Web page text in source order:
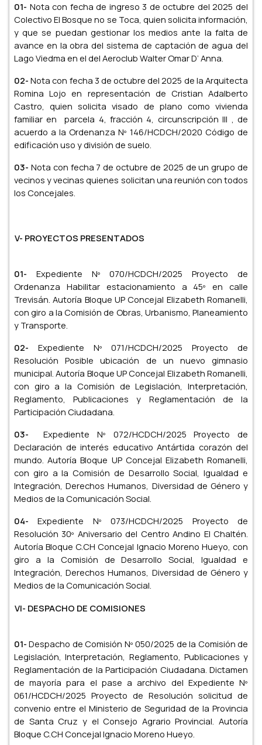
01- Nota con fecha de ingreso 3 de octubre del 2025 del
Colectivo El Bosque no se Toca, quien solicita información,
y que se puedan gestionar los medios ante la falta de
avance en la obra del sistema de captación de agua del
Lago Viedma en el del Aeroclub Walter Omar D’ Anna.
02- Nota con fecha 3 de octubre del 2025 de la Arquitecta
Romina Lojo en representación de Cristian Adalberto
Castro, quien solicita visado de plano como vivienda
familiar en parcela 4, fracción 4, circunscripción III , de
acuerdo a la Ordenanza Nº 146/HCDCH/2020 Código de
edificación uso y división de suelo.
03- Nota con fecha 7 de octubre de 2025 de un grupo de
vecinos y vecinas quienes solicitan una reunión con todos
los Concejales.
V- PROYECTOS PRESENTADOS
01- Expediente Nº 070/HCDCH/2025 Proyecto de
Ordenanza Habilitar estacionamiento a 45º en calle
Trevisán. Autoría Bloque UP Concejal Elizabeth Romanelli,
con giro a la Comisión de Obras, Urbanismo, Planeamiento
y Transporte.
02- Expediente Nº 071/HCDCH/2025 Proyecto de
Resolución Posible ubicación de un nuevo gimnasio
municipal. Autoría Bloque UP Concejal Elizabeth Romanelli,
con giro a la Comisión de Legislación, Interpretación,
Reglamento, Publicaciones y Reglamentación de la
Participación Ciudadana.
03-Expediente Nº 072/HCDCH/2025 Proyecto de
Declaración de interés educativo Antártida corazón del
mundo. Autoría Bloque UP Concejal Elizabeth Romanelli,
con giro a la Comisión de Desarrollo Social, Igualdad e
Integración, Derechos Humanos, Diversidad de Género y
Medios de la Comunicación Social.
04-Expediente Nº 073/HCDCH/2025 Proyecto de
Resolución 30º Aniversario del Centro Andino El Chaltén.
Autoría Bloque C.CH Concejal Ignacio Moreno Hueyo, con
giro a la Comisión de Desarrollo Social, Igualdad e
Integración, Derechos Humanos, Diversidad de Género y
Medios de la Comunicación Social.
VI- DESPACHO DE COMISIONES
01- Despacho de Comisión Nº 050/2025 de la Comisión de
Legislación, Interpretación, Reglamento, Publicaciones y
Reglamentación de la Participación Ciudadana. Dictamen
de mayoría para el pase a archivo del Expediente Nº
061/HCDCH/2025 Proyecto de Resolución solicitud de
convenio entre el Ministerio de Seguridad de la Provincia
de Santa Cruz y el Consejo Agrario Provincial. Autoría
Bloque C.CH Concejal Ignacio Moreno Hueyo.